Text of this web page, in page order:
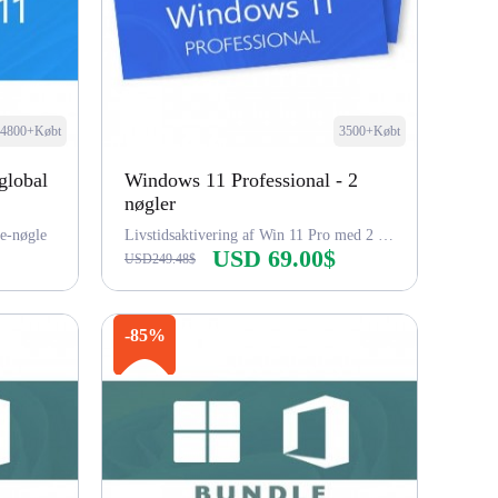
nøgle
3500+Købt
Windows 11 Professional - 2
nøgler
Livstidsaktivering af Win 11 Pro med 2 nøgler
USD249.48$ USD 69.00$
Køb nu
-85%